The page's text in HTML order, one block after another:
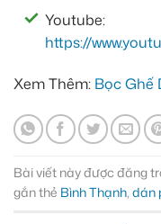
Youtube:
https://
Xem Thêm: Bọc Ghế
Bài viết này được đăng
gắn thẻ Bình Thạnh, dán